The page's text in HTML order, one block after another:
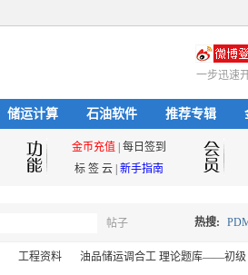
一步迅速
储运计算 石油软件 推荐专辑
金币充值 每日签到
标 签 云 新手指南
帖子
搜
热搜:
油气储运
工程资料 油品储运调合工 理论题库——初级